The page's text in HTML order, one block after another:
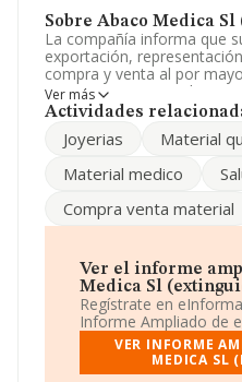
Sobre Abaco Medica
La compañía informa que
exportación,
compra y venta al por
instrumentos, utensilios, y
material medico,
actividad CNAE como
tiene actividad en
La empresa española
con CIF B35524651, está
Canaria, en Las Palmas,
En relación con el sector y
hasta 7.469 empresas, en
facturación alcanza la cifra
y en 2010 la media de
las compañías alcanza los
Ver más
Actividades
Joyerias
Material
Material medico
Compra venta material
Ver el informe
Medica Sl
Regístrate en
Informe Ampliado de
VER INFORME
MEDICA SL